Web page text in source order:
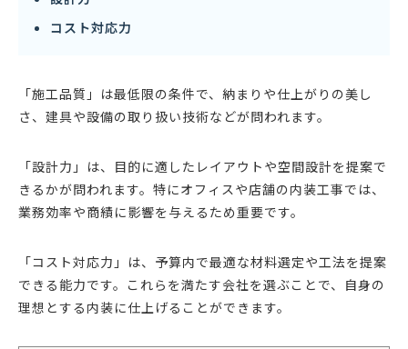
コスト対応力
「施工品質」は最低限の条件で、納まりや仕上がりの美し
さ、建具や設備の取り扱い技術などが問われます。
「設計力」は、目的に適したレイアウトや空間設計を提案で
きるかが問われます。特にオフィスや店舗の内装工事では、
業務効率や商績に影響を与えるため重要です。
「コスト対応力」は、予算内で最適な材料選定や工法を提案
できる能力です。これらを満たす会社を選ぶことで、自身の
理想とする内装に仕上げることができます。